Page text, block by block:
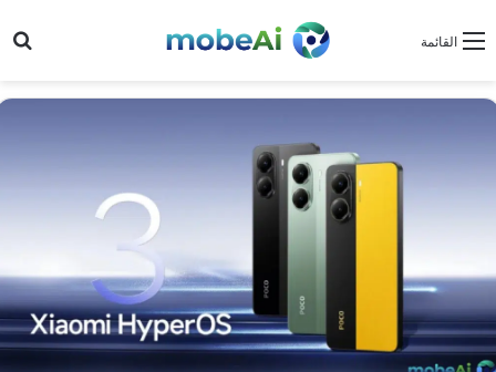
القائمة